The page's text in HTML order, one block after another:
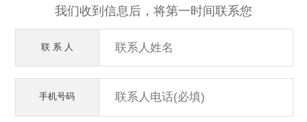
我们收到信息后，将第一时间联系您
联 系 人
手机号码